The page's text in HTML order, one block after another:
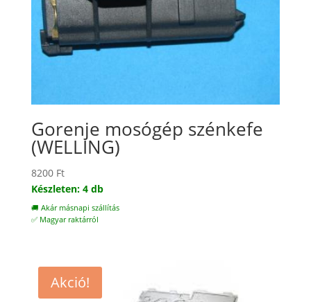
Gorenje mosógép szénkefe
(WELLING)
8200 Ft
Készleten: 4 db
🚚 Akár másnapi szállítás
✅ Magyar raktárról
Akció!